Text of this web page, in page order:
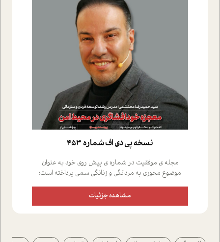
نسخه پي دي اف شماره 453
مجله ی موفقیت در شماره ی پیش روی خود به عنوان
موضوع محوری به مردانگی و زنانگی سمی پرداخته است؛
علیخواه، جامعه شناس در بخش های مختلف تلاش کرده ایم
از دریچه های گوناگون به این موضوع مهم بپردازیم.فصل
پیرامون آن آشنا می کند.در بخش دو فنجان داغ به سراغ افرادی
مشاهده جزئیات